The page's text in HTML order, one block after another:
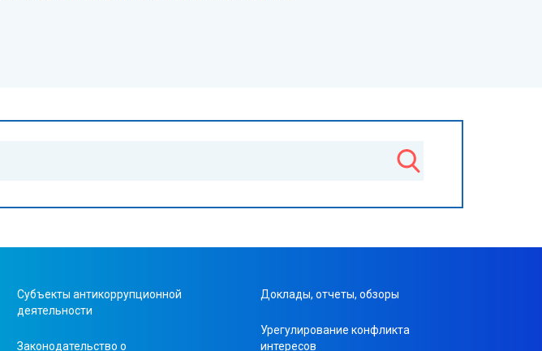
Cубъекты антикоррупционной
деятельности
Законодательство о
Доклады, отчеты, обзоры
Урегулирование конфликта
интересов